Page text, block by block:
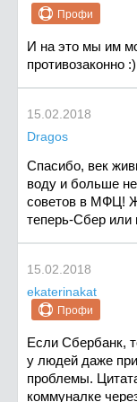
Профи
И на это мы им
противозаконно :)
15.02.2018
Dragos
Спасибо, век
воду и больше
советов в МФЦ!
теперь-Сбер или
15.02.2018
ekaterinakat
Профи
Если Сбербанк,
у людей даже
проблемы.
коммуналке